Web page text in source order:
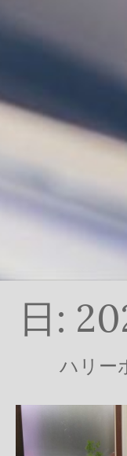
日:
ハリー